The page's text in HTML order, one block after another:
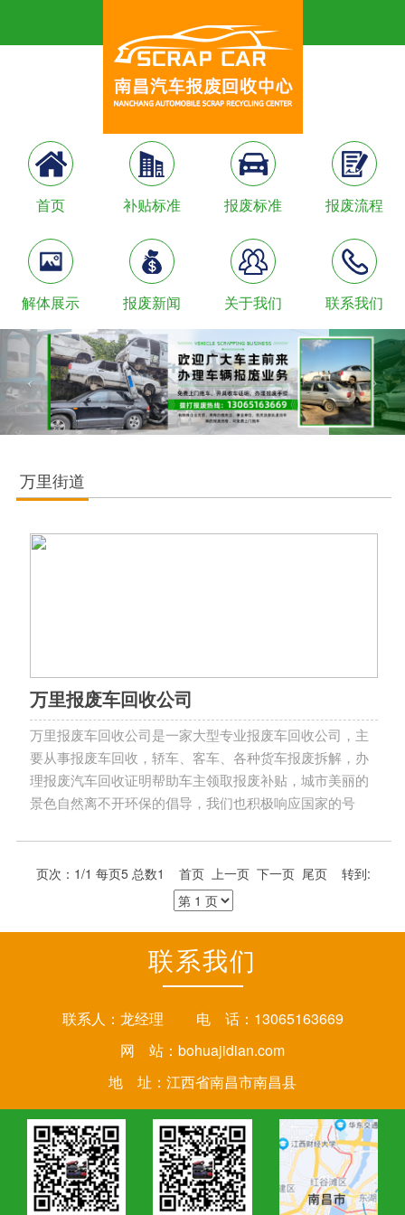
首页 补贴标准 报废标准 报废流程
解体展示 报废新闻 关于我们 联系我们
万里街道
万里报废车回收公司
万里报废车回收公司是一家大型专业报废车回收公司，主
要从事报废车回收，轿车、客车、各种货车报废拆解，办
理报废汽车回收证明帮助车主领取报废补贴，城市美丽的
景色自然离不开环保的倡导，我们也积极响应国家的号
页次：1/1 每页5 总数1 首页 上一页 下一页 尾页 转到:
联系我们
联系人：龙经理 电 话：13065163669
网 站： bohuajidian.com
地 址：江西省南昌市南昌县